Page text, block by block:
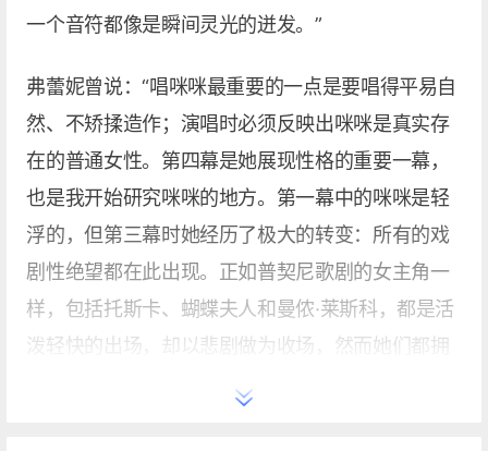
一个音符都像是瞬间灵光的迸发。”
弗蕾妮曾说：“唱咪咪最重要的一点是要唱得平易自
然、不矫揉造作；演唱时必须反映出咪咪是真实存
在的普通女性。第四幕是她展现性格的重要一幕，
也是我开始研究咪咪的地方。第一幕中的咪咪是轻
浮的，但第三幕时她经历了极大的转变：所有的戏
剧性绝望都在此出现。正如普契尼歌剧的女主角一
样，包括托斯卡、蝴蝶夫人和曼侬·莱斯科，都是活
泼轻快的出场，却以悲剧做为收场，然而她们都拥